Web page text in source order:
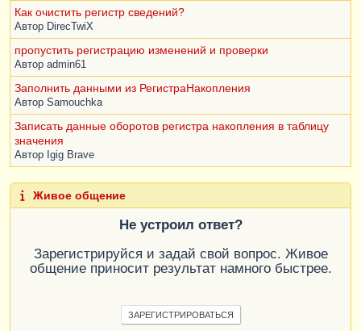
Как очистить регистр сведений?
Автор DirecTwiX
пропустить регистрацию изменений и проверки
Автор admin61
Заполнить данными из РегистраНакопления
Автор Samouchka
Записать данные оборотов регистра накопления в таблицу
значения
Автор Igig Brave
Живое общение
Не устроил ответ?
Зарегистрируйся и задай свой вопрос. Живое
общение приносит результат намного быстрее.
ЗАРЕГИСТРИРОВАТЬСЯ